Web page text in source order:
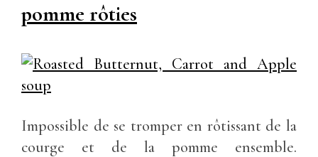
pomme rôties
Impossible de se tromper en rôtissant de la
courge et de la pomme ensemble.